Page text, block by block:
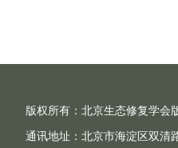
版权所有：北京生态修复学会
通讯地址：北京市海淀区双清